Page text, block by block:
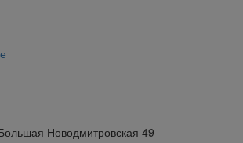
Новодмитровская 49